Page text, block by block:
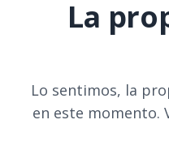
La
Lo sentimos, la
en este momento.